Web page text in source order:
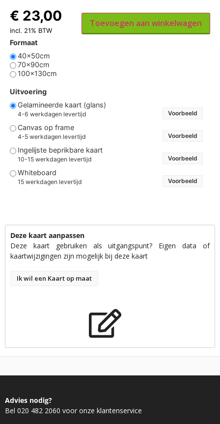
Formaat
40x50cm
70x90cm
100x130cm
Uitvoering
Gelamineerde kaart (glans)
4-6 werkdagen levertijd Voorbeeld
Canvas op frame
4-5 werkdagen levertijd Voorbeeld
Ingelijste beprikbare kaart
10-15 werkdagen levertijd Voorbeeld
Whiteboard
15 werkdagen levertijd Voorbeeld
€ 23,00
incl. 21% BTW
Toevoegen aan winkelwagen
Deze kaart aanpassen
Deze kaart gebruiken als uitgangspunt? Eigen data of
kaartwijzigingen zijn mogelijk bij deze kaart
Ik wil een Kaart op maat
Advies nodig?
Bel 020 482 2060 voor onze klantenservice